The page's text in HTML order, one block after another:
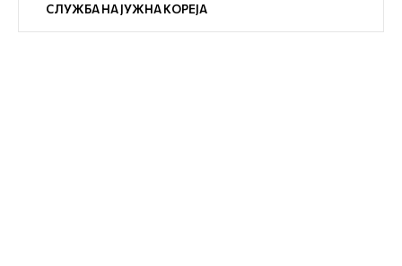
Медиа центар
СЛУЖБА НА ЈУЖНА КОРЕЈА